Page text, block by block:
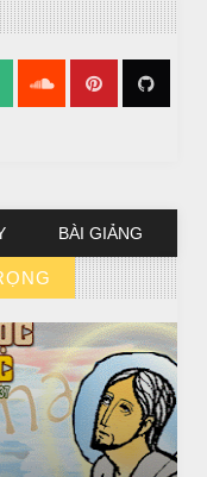
BÀI GIẢNG
NHẬT-LỄ TRỌNG